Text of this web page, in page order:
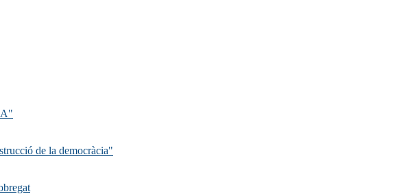
de la democràcia"